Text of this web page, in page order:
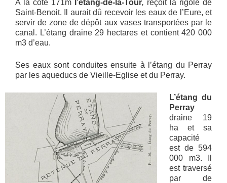
A la cote 171m l’étang-de-la-Tour, reçoit la rigole de
Saint-Benoit. Il aurait dû recevoir les eaux de l’Eure, et
servir de zone de dépôt aux vases transportées par le
canal. L’étang draine 29 hectares et contient 420 000
m3 d’eau.
Ses eaux sont conduites ensuite à l’étang du Perray
par les aqueducs de Vieille-Eglise et du Perray.
L’étang du
Perray
draine 19
ha et sa
capacité
est de 594
000 m3. Il
est traversé
par de